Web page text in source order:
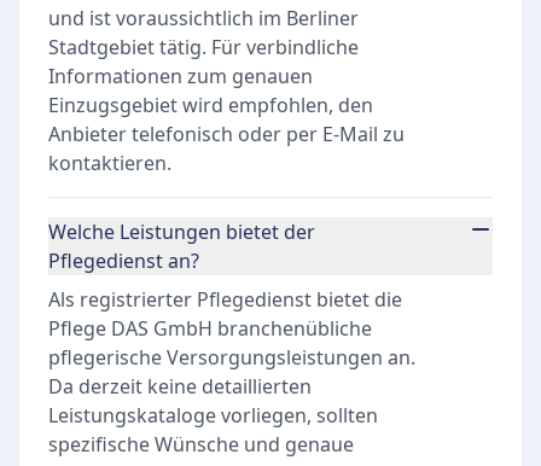
und ist voraussichtlich im Berliner
Stadtgebiet tätig. Für verbindliche
Informationen zum genauen
Einzugsgebiet wird empfohlen, den
Anbieter telefonisch oder per E-Mail zu
kontaktieren.
Welche Leistungen bietet der
Pflegedienst an?
Als registrierter Pflegedienst bietet die
Pflege DAS GmbH branchenübliche
pflegerische Versorgungsleistungen an.
Da derzeit keine detaillierten
Leistungskataloge vorliegen, sollten
spezifische Wünsche und genaue